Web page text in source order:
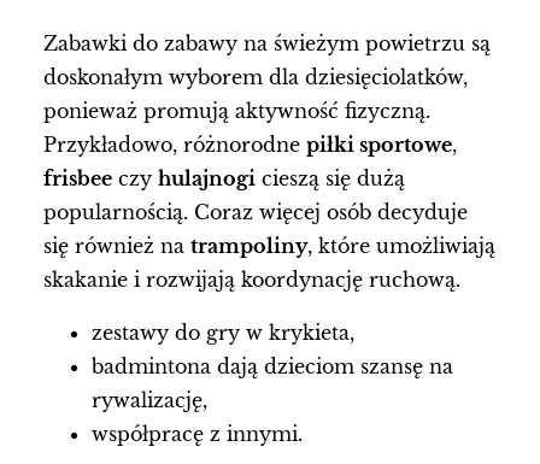
Zabawki do zabawy na świeżym powietrzu są
doskonałym wyborem dla dziesięciolatków,
ponieważ promują aktywność fizyczną.
Przykładowo, różnorodne piłki sportowe,
frisbee czy hulajnogi cieszą się dużą
popularnością. Coraz więcej osób decyduje
się również na trampoliny, które umożliwiają
skakanie i rozwijają koordynację ruchową.
zestawy do gry w krykieta,
badmintona dają dzieciom szansę na
rywalizację,
współpracę z innymi.